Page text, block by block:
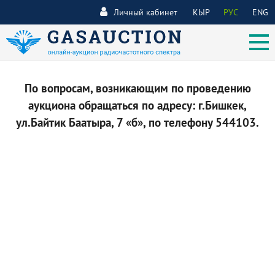
КЫР РУС ENG
Личный кабинет
По вопросам, возникающим по проведению
аукциона обращаться по адресу: г.Бишкек,
ул.Байтик Баатыра, 7 «б», по телефону 544103.